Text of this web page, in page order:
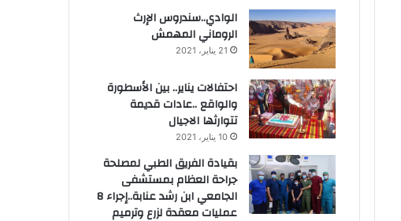
الوادي..سندروس الإرث
الروماني المهمش
21 يناير، 2021
احتفالات يناير.. بين الأسطورة
والواقع ..عادات قديمة
تتوارثها الاجيال
10 يناير، 2021
بقيادة الفريق الطبي لمصلحة
جراحة العظام بمستشفى
الجامعي ابن رشد عنابة..إجراء 8
عمليات معقدة لزرع وترميم